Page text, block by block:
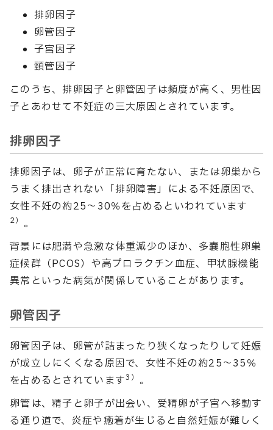
排卵因子
卵管因子
子宮因子
頸管因子
このうち、排卵因子と卵管因子は頻度が高く、男性因
子とあわせて不妊症の三大原因とされています。
排卵因子
排卵因子は、卵子が正常に育たない、または卵巣から
うまく排出されない「排卵障害」による不妊原因で、
女性不妊の約25～30％を占めるといわれています
2） 。
背景には肥満や急激な体重減少のほか、多嚢胞性卵巣
症候群（PCOS）や高プロラクチン血症、甲状腺機能
異常といった病気が関係していることがあります。
卵管因子
卵管因子は、卵管が詰まったり狭くなったりして妊娠
が成立しにくくなる原因で、女性不妊の約25〜35％
を占めるとされています3） 。
卵管は、精子と卵子が出会い、受精卵が子宮へ移動す
る通り道で、炎症や癒着が生じると自然妊娠が難しく